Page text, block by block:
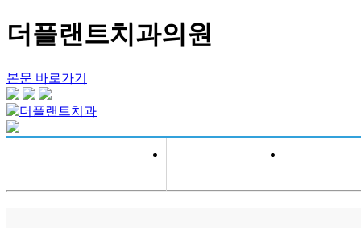
더플랜트치과의원
본문 바로가기